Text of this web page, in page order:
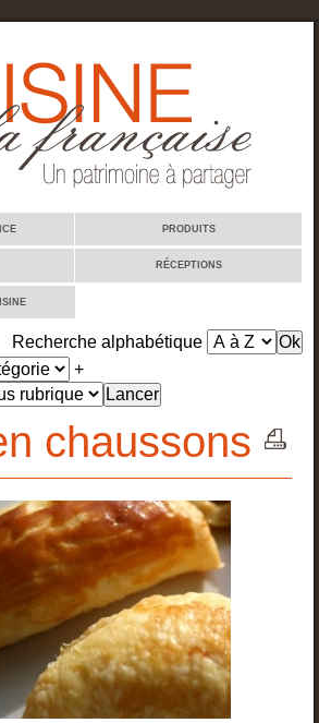
PRODUITS
RÉCEPTIONS
Recherche alphabétique
+
chaussons